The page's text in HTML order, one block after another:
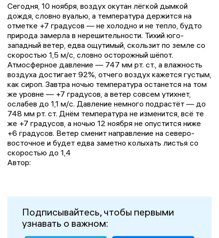
Сегодня, 10 ноября, воздух окутан лёгкой дымкой
дождя, словно вуалью, а температура держится на
отметке +7 градусов — не холодно и не тепло, будто
природа замерла в нерешительности. Тихий юго-
западный ветер, едва ощутимый, скользит по земле со
скоростью 1,5 м/с, словно осторожный шёпот.
Атмосферное давление — 747 мм рт. ст., а влажность
воздуха достигает 92%, отчего воздух кажется густым,
как сироп. Завтра ночью температура останется на том
же уровне — +7 градусов, а ветер совсем утихнет,
ослабев до 1,1 м/с. Давление немного подрастёт — до
748 мм рт. ст. Днём температура не изменится, всё те
же +7 градусов, а ночью 12 ноября не опустится ниже
+6 градусов. Ветер сменит направление на северо-
восточное и будет едва заметно колыхать листья со
скоростью до 1,4
Автор:
Подписывайтесь, чтобы первыми
узнавать о важном: